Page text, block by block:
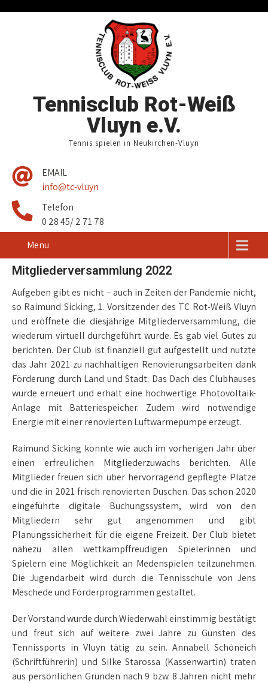
Tennisclub Rot-Weiß
Vluyn e.V.
Tennis spielen in Neukirchen-Vluyn
EMAIL
info@tc-vluyn
Telefon
0 28 45/ 2 71 78
Menu
Mitgliederversammlung 2022
Aufgeben gibt es nicht – auch in Zeiten der Pandemie nicht,
so Raimund Sicking, 1. Vorsitzender des TC Rot-Weiß Vluyn
und eröffnete die diesjährige Mitgliederversammlung, die
wiederum virtuell durchgeführt wurde. Es gab viel Gutes zu
berichten. Der Club ist finanziell gut aufgestellt und nutzte
das Jahr 2021 zu nachhaltigen Renovierungsarbeiten dank
Förderung durch Land und Stadt. Das Dach des Clubhauses
wurde erneuert und erhält eine hochwertige Photovoltaik-
Anlage mit Batteriespeicher. Zudem wird notwendige
Energie mit einer renovierten Luftwärmepumpe erzeugt.
Raimund Sicking konnte wie auch im vorherigen Jahr über
einen erfreulichen Mitgliederzuwachs berichten. Alle
Mitglieder freuen sich über hervorragend gepflegte Plätze
und die in 2021 frisch renovierten Duschen. Das schon 2020
eingeführte digitale Buchungssystem, wird von den
Mitgliedern sehr gut angenommen und gibt
Planungssicherheit für die eigene Freizeit. Der Club bietet
nahezu allen wettkampffreudigen Spielerinnen und
Spielern eine Möglichkeit an Medenspielen teilzunehmen.
Die Jugendarbeit wird durch die Tennisschule von Jens
Meschede und Förderprogrammen gestaltet.
Der Vorstand wurde durch Wiederwahl einstimmig bestätigt
und freut sich auf weitere zwei Jahre zu Gunsten des
Tennissports in Vluyn tätig zu sein. Annabell Schöneich
(Schriftführerin) und Silke Starossa (Kassenwartin) traten
aus persönlichen Gründen nach 9 bzw. 8 Jahren nicht mehr